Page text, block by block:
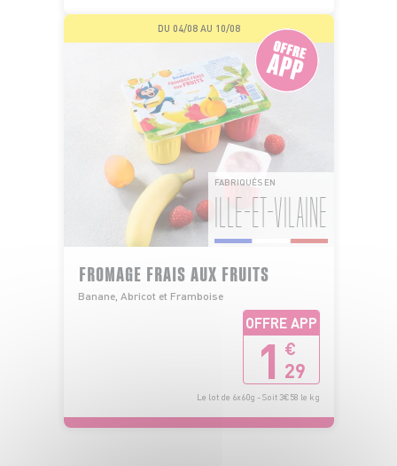
DU 04/08 AU 10/08
FABRIQUÉS EN
ILLE-ET-VILAINE
FROMAGE FRAIS AUX FRUITS
Banane, Abricot et Framboise
OFFRE APP
1 €
29
Le lot de 6x60g - Soit 3€58 le kg